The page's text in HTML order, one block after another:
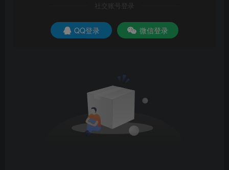
社交账号登录
QQ登录 微信登录